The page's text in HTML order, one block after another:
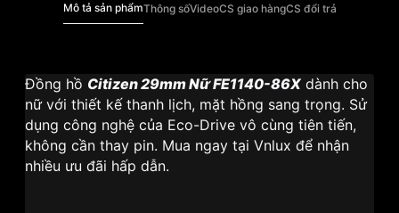
Mô tả sản phẩmThông sốVideoCS giao hàngCS đổi trả
Đồng hồ Citizen 29mm Nữ FE1140-86Xdành cho
nữ với thiết kế thanh lịch, mặt hồng sang trọng. Sử
dụng công nghệ của Eco-Drive vô cùng tiên tiến,
không cần thay pin. Mua ngay tại Vnlux để nhận
nhiều ưu đãi hấp dẫn.